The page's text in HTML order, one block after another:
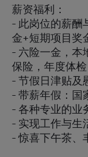
薪资福利：
- 此岗位的薪酬
金+短期项目奖
- 六险一金，本
保险，年度体检
- 节假日津贴及
- 带薪年假：国
- 各种专业的业
- 实现工作与生
- 惊喜下午茶、